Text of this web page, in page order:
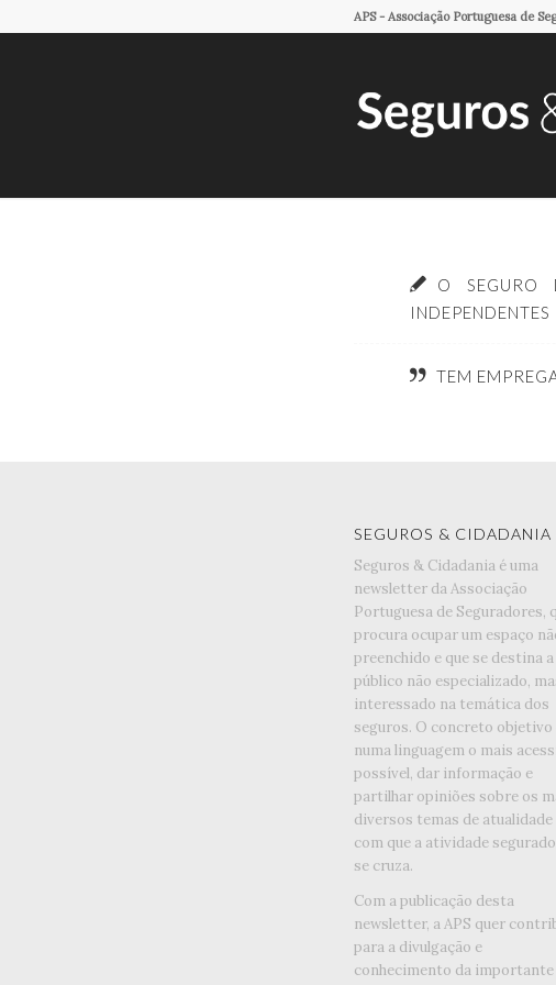
APS - Associação Portuguesa de
O SEGURO
INDEPENDENTES
TEM
SEGUROS & CIDADANIA
Seguros & Cidadania é uma
newsletter da Associação
Portuguesa de Seguradores,
procura ocupar um espaço
preenchido e que se destina
público não especializado,
interessado na temática dos
seguros. O concreto objetivo
numa linguagem o mais
possível, dar informação e
partilhar opiniões sobre os
diversos temas de atualidade
com que a atividade
se cruza.
Com a publicação desta
newsletter, a APS quer
para a divulgação e
conhecimento da importante